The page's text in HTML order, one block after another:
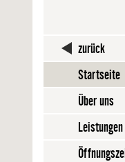
zurück
Startseite
Über uns
Leistungen